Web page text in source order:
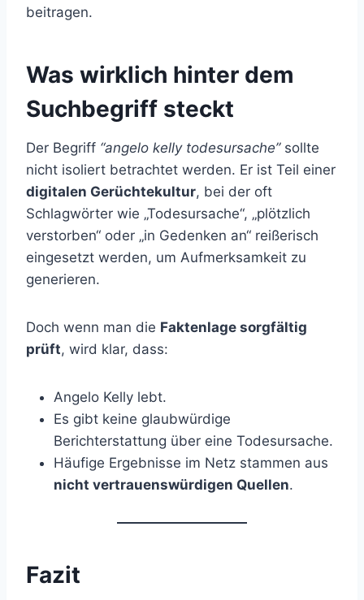
beitragen.
Was wirklich hinter dem
Suchbegriff steckt
Der Begriff “angelo kelly todesursache”sollte
nicht isoliert betrachtet werden. Er ist Teil einer
digitalen Gerüchtekultur, bei der oft
Schlagwörter wie „Todesursache“, „plötzlich
verstorben“ oder „in Gedenken an“ reißerisch
eingesetzt werden, um Aufmerksamkeit zu
generieren.
Doch wenn man die Faktenlage sorgfältig
prüft, wird klar, dass:
Angelo Kelly lebt.
Es gibt keine glaubwürdige
Berichterstattung über eine Todesursache.
Häufige Ergebnisse im Netz stammen aus
nicht vertrauenswürdigen Quellen.
Fazit